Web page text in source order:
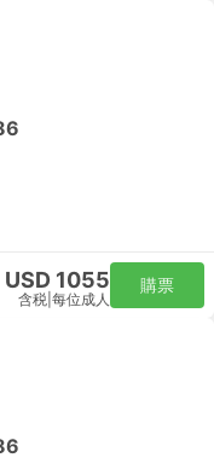
USD 1055
含税 每位成人
購票